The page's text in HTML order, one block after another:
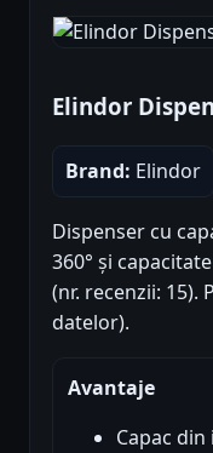
Elindor
Brand: Elindor
Dispenser cu
360° și
(nr. recenzii: 15).
datelor).
Avantaje
Capac